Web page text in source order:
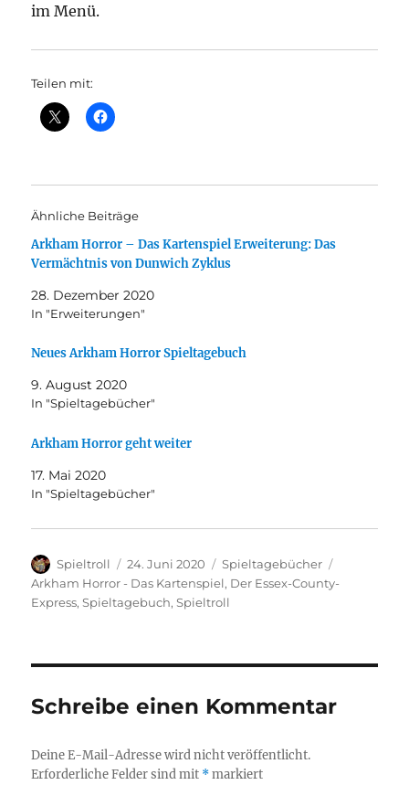
im Menü.
Teilen mit:
Ähnliche Beiträge
Arkham Horror – Das Kartenspiel Erweiterung: Das
Vermächtnis von Dunwich Zyklus
28. Dezember 2020
In "Erweiterungen"
Neues Arkham Horror Spieltagebuch
9. August 2020
In "Spieltagebücher"
Arkham Horror geht weiter
17. Mai 2020
In "Spieltagebücher"
Autor
Spieltroll
Veröffentlicht
am
24. Juni 2020 Kategorien
Spieltagebücher
Arkham Horror - Das Kartenspiel, Der Essex-County-
Express,Spieltagebuch,Spieltroll
Schreibe einen Kommentar
Deine E-Mail-Adresse wird nicht veröffentlicht.
Erforderliche Felder sind mit *markiert